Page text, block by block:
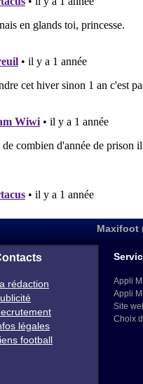
Maxifoot
rédaction
légales
football
Appli
Appli
Site
Choix